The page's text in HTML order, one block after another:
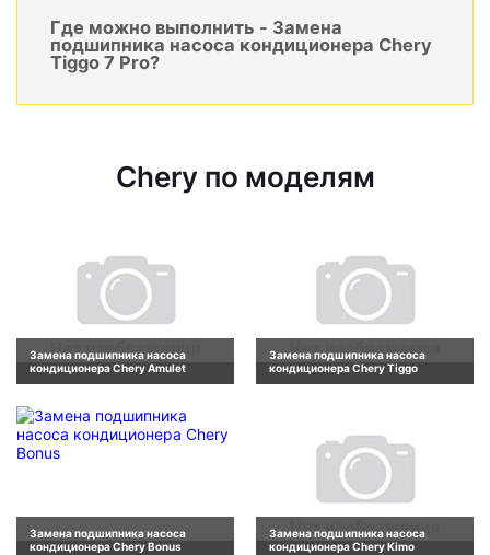
Где можно выполнить - Замена
подшипника насоса кондиционера Chery
Tiggo 7 Pro?
Chery по моделям
Замена подшипника насоса
кондиционера Chery Amulet
Замена подшипника насоса
кондиционера Chery Tiggo
Замена подшипника насоса
кондиционера Chery Bonus
Замена подшипника насоса
кондиционера Chery Kimo